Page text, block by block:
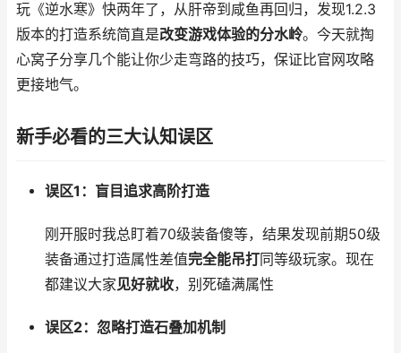
玩《逆水寒》快两年了，从肝帝到咸鱼再回归，发现1.2.3
版本的打造系统简直是改变游戏体验的分水岭。今天就掏
心窝子分享几个能让你少走弯路的技巧，保证比官网攻略
更接地气。
新手必看的三大认知误区
误区1：盲目追求高阶打造
刚开服时我总盯着70级装备傻等，结果发现前期50级
装备通过打造属性差值完全能吊打同等级玩家。现在
都建议大家见好就收，别死磕满属性
误区2：忽略打造石叠加机制